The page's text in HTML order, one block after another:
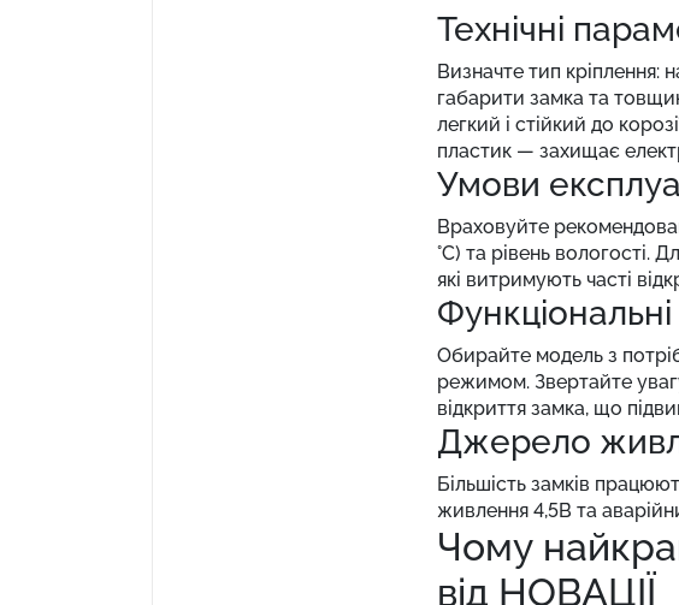
Технічні
Визначте тип кріплення:
габарити замка та
легкий і стійкий до
пластик — захищає
Умови
Враховуйте
°C) та рівень вологості.
які витримують часті
Обирайте модель з
режимом. Звертайте
відкриття замка, що
Джерело
Більшість замків
живлення 4,5В та
Чому
від НОВАЦІЇ